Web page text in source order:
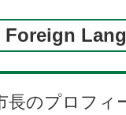
Foreign
長のプロフィ